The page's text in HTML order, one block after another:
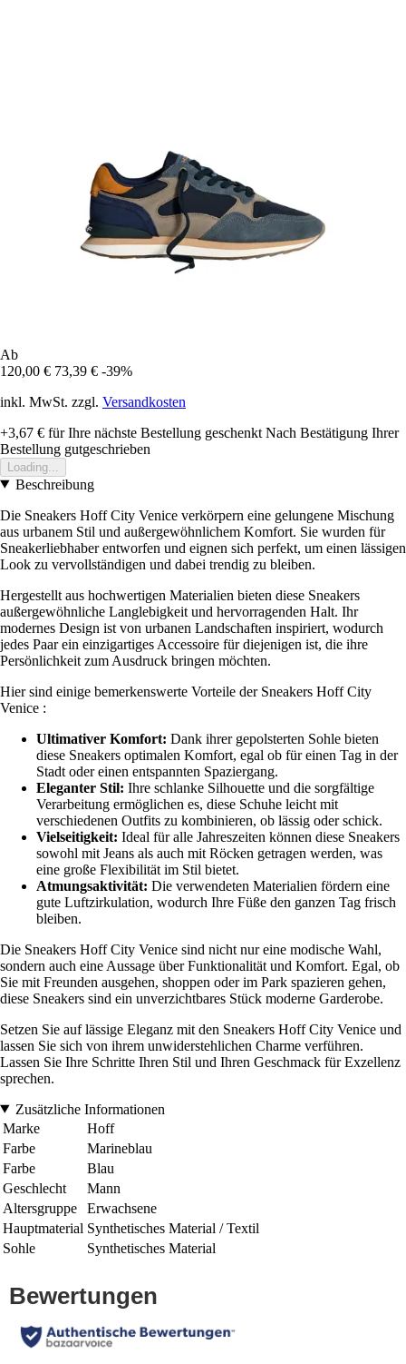
Ab
120,00 € 73,39 € -39%
inkl. MwSt. zzgl. Versandkosten
+3,67 € für Ihre nächste Bestellung geschenkt Nach Bestätigung Ihrer
Bestellung gutgeschrieben
Loading...
Beschreibung
Die Sneakers Hoff City Venice verkörpern eine gelungene Mischung
aus urbanem Stil und außergewöhnlichem Komfort. Sie wurden für
Sneakerliebhaber entworfen und eignen sich perfekt, um einen lässigen
Look zu vervollständigen und dabei trendig zu bleiben.
Hergestellt aus hochwertigen Materialien bieten diese Sneakers
außergewöhnliche Langlebigkeit und hervorragenden Halt. Ihr
modernes Design ist von urbanen Landschaften inspiriert, wodurch
jedes Paar ein einzigartiges Accessoire für diejenigen ist, die ihre
Persönlichkeit zum Ausdruck bringen möchten.
Hier sind einige bemerkenswerte Vorteile der Sneakers Hoff City
Venice :
Ultimativer Komfort: Dank ihrer gepolsterten Sohle bieten
diese Sneakers optimalen Komfort, egal ob für einen Tag in der
Stadt oder einen entspannten Spaziergang.
Eleganter Stil: Ihre schlanke Silhouette und die sorgfältige
Verarbeitung ermöglichen es, diese Schuhe leicht mit
verschiedenen Outfits zu kombinieren, ob lässig oder schick.
Vielseitigkeit: Ideal für alle Jahreszeiten können diese Sneakers
sowohl mit Jeans als auch mit Röcken getragen werden, was
eine große Flexibilität im Stil bietet.
Atmungsaktivität: Die verwendeten Materialien fördern eine
gute Luftzirkulation, wodurch Ihre Füße den ganzen Tag frisch
bleiben.
Die Sneakers Hoff City Venice sind nicht nur eine modische Wahl,
sondern auch eine Aussage über Funktionalität und Komfort. Egal, ob
Sie mit Freunden ausgehen, shoppen oder im Park spazieren gehen,
diese Sneakers sind ein unverzichtbares Stück moderne Garderobe.
Setzen Sie auf lässige Eleganz mit den Sneakers Hoff City Venice und
lassen Sie sich von ihrem unwiderstehlichen Charme verführen.
Lassen Sie Ihre Schritte Ihren Stil und Ihren Geschmack für Exzellenz
sprechen.
Zusätzliche Informationen
Marke
Hoff
Farbe
Marineblau
Farbe
Blau
Geschlecht
Mann
Altersgruppe
Erwachsene
Hauptmaterial Synthetisches Material / Textil
Sohle
Synthetisches Material